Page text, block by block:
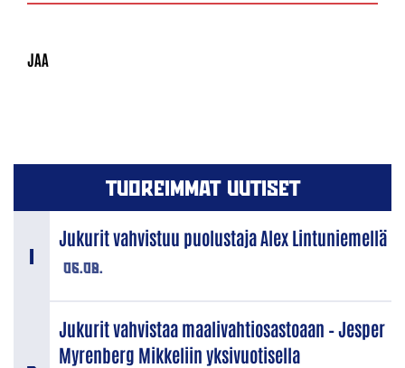
TUOREIMMAT UUTISET
06.08.
Jukurit vahvistuu puolustaja Alex Lintuniemellä
Jukurit vahvistaa maalivahtiosastoaan – Jesper
Myrenberg Mikkeliin yksivuotisella